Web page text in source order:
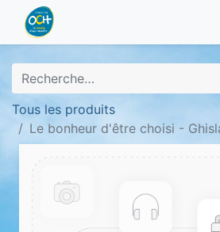
Tous les produits
Le bonheur d'être choisi -